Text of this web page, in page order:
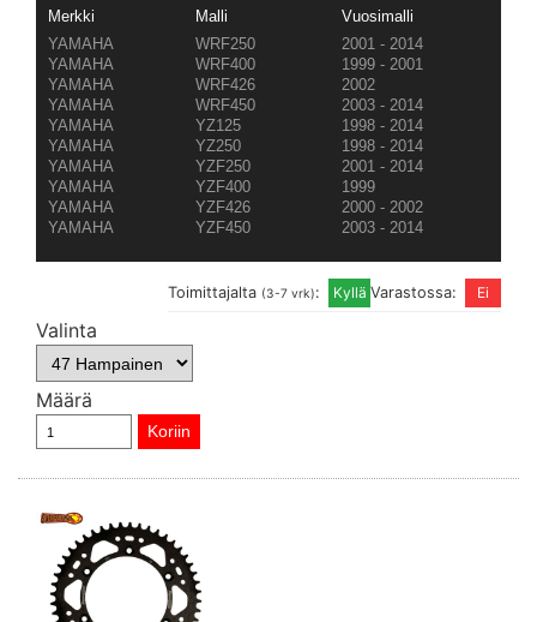
Merkki Malli
Vuosimalli
YAMAHA
WRF250
2001 - 2014
YAMAHA
WRF400
1999 - 2001
YAMAHA
WRF426
2002
YAMAHA
WRF450
2003 - 2014
YAMAHA
YZ125
1998 - 2014
YAMAHA
YZ250
1998 - 2014
YAMAHA
YZF250
2001 - 2014
YAMAHA
YZF400
1999
YAMAHA
YZF426
2000 - 2002
YAMAHA
YZF450 2003 - 2014
Varastossa:
Toimittajalta (3-7 vrk):
Valinta
Määrä